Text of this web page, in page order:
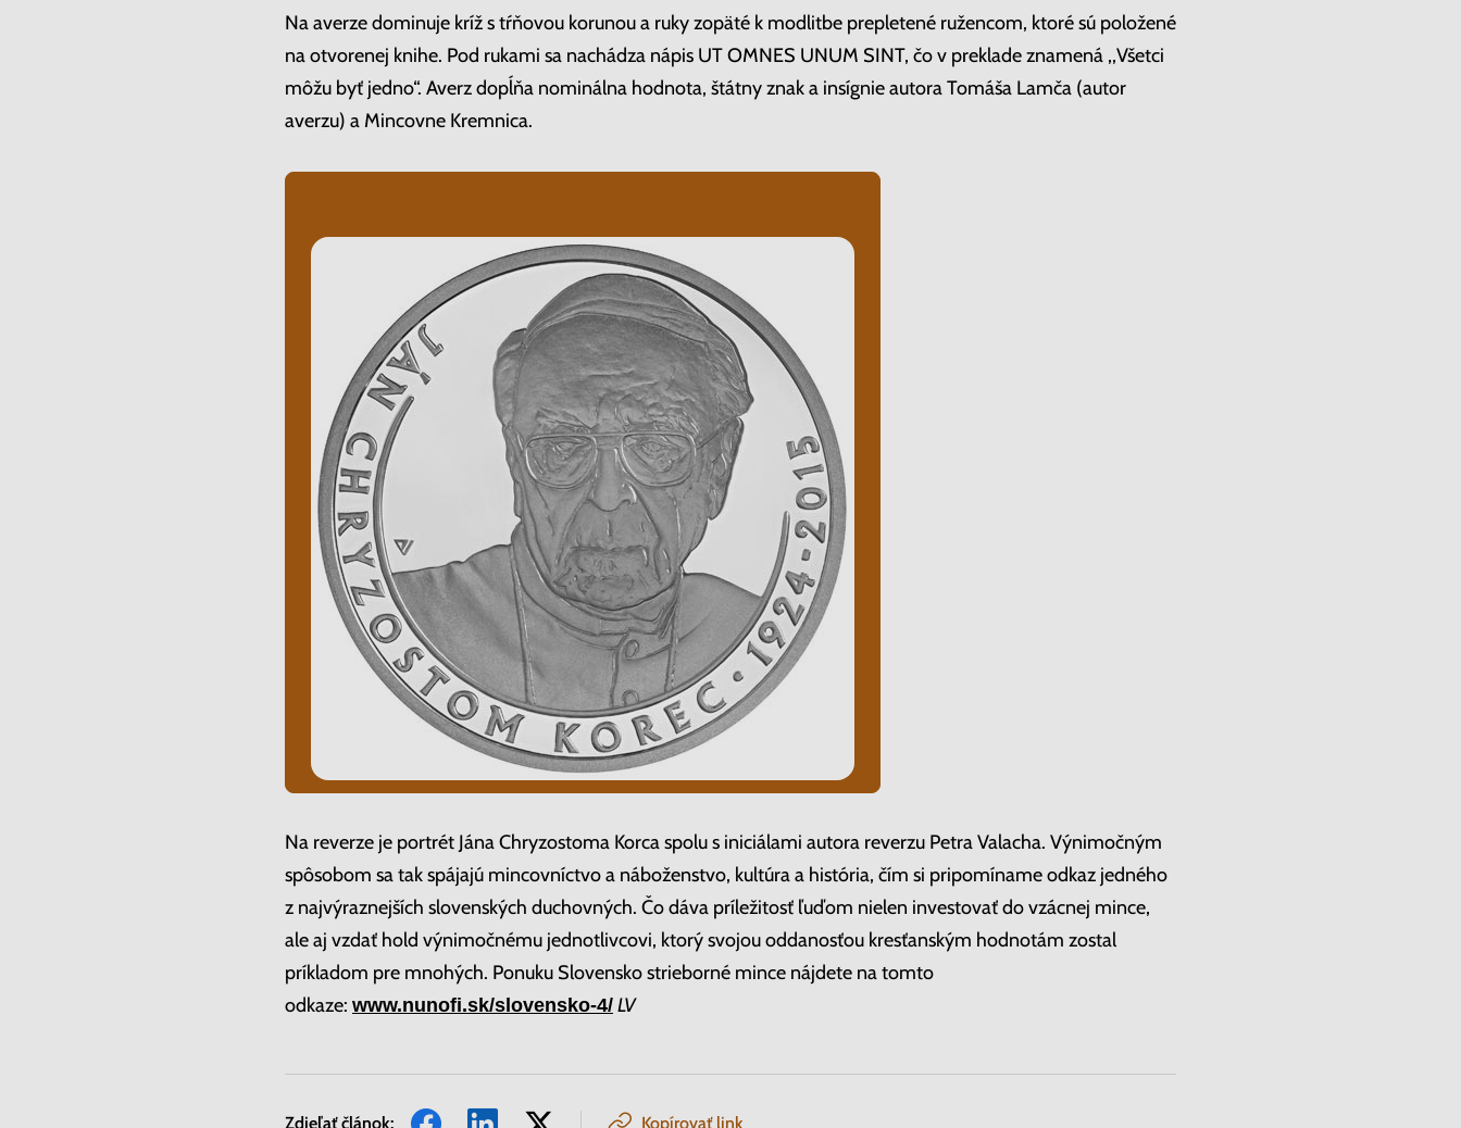
Na averze dominuje kríž s tŕňovou korunou a ruky zopäté k modlitbe prepletené ružencom, ktoré sú položené
na otvorenej knihe. Pod rukami sa nachádza nápis UT OMNES UNUM SINT, čo v preklade znamená ,,Všetci
môžu byť jedno“. Averz dopĺňa nominálna hodnota, štátny znak a insígnie autora Tomáša Lamča (autor
averzu) a Mincovne Kremnica.
Na reverze je portrét Jána Chryzostoma Korca spolu s iniciálami autora reverzu Petra Valacha. Výnimočným
spôsobom sa tak spájajú mincovníctvo a náboženstvo, kultúra a história, čím si pripomíname odkaz jedného
z najvýraznejších slovenských duchovných. Čo dáva príležitosť ľuďom nielen investovať do vzácnej mince,
ale aj vzdať hold výnimočnému jednotlivcovi, ktorý svojou oddanosťou kresťanským hodnotám zostal
príkladom pre mnohých. Ponuku Slovensko strieborné mince nájdete na tomto
odkaze: www.nunofi.sk/slovensko-4/ LV
Zdieľať článok: Kopírovať link